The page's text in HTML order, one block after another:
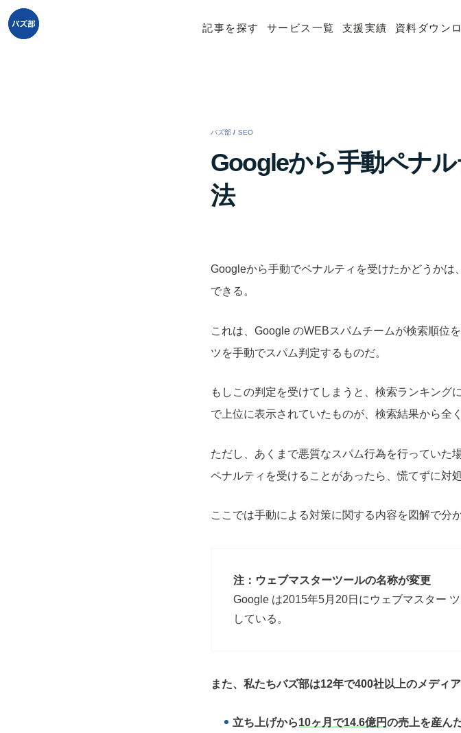
記事を探す サービス一覧 支援実績 資料ダウン
バズ部 / SEO
Googleから手動ペナ
法
Googleから手動でペナルティを受けたかどうか
できる。
これは、Google のWEBスパムチームが検索順位
ツを手動でスパム判定するものだ。
もしこの判定を受けてしまうと、検索ランキング
で上位に表示されていたものが、検索結果から全
ただし、あくまで悪質なスパム行為を行っていた
ペナルティを受けることがあったら、慌てずに対処
ここでは手動による対策に関する内容を図解で分
注：ウェブマスターツールの名称が変更
Google は2015年5月20日にウェブマスター
している。
また、私たちバズ部は12年で400社以上のメディア
立ち上げから10ヶ月で14.6億円の売上を産ん